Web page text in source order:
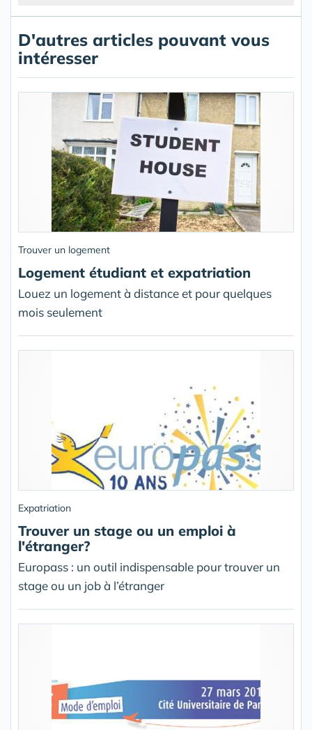
D'autres articles pouvant vous
intéresser
Trouver un logement
Logement étudiant et expatriation
Louez un logement à distance et pour quelques
mois seulement
Expatriation
Trouver un stage ou un emploi à
l'étranger?
Europass : un outil indispensable pour trouver un
stage ou un job à l’étranger